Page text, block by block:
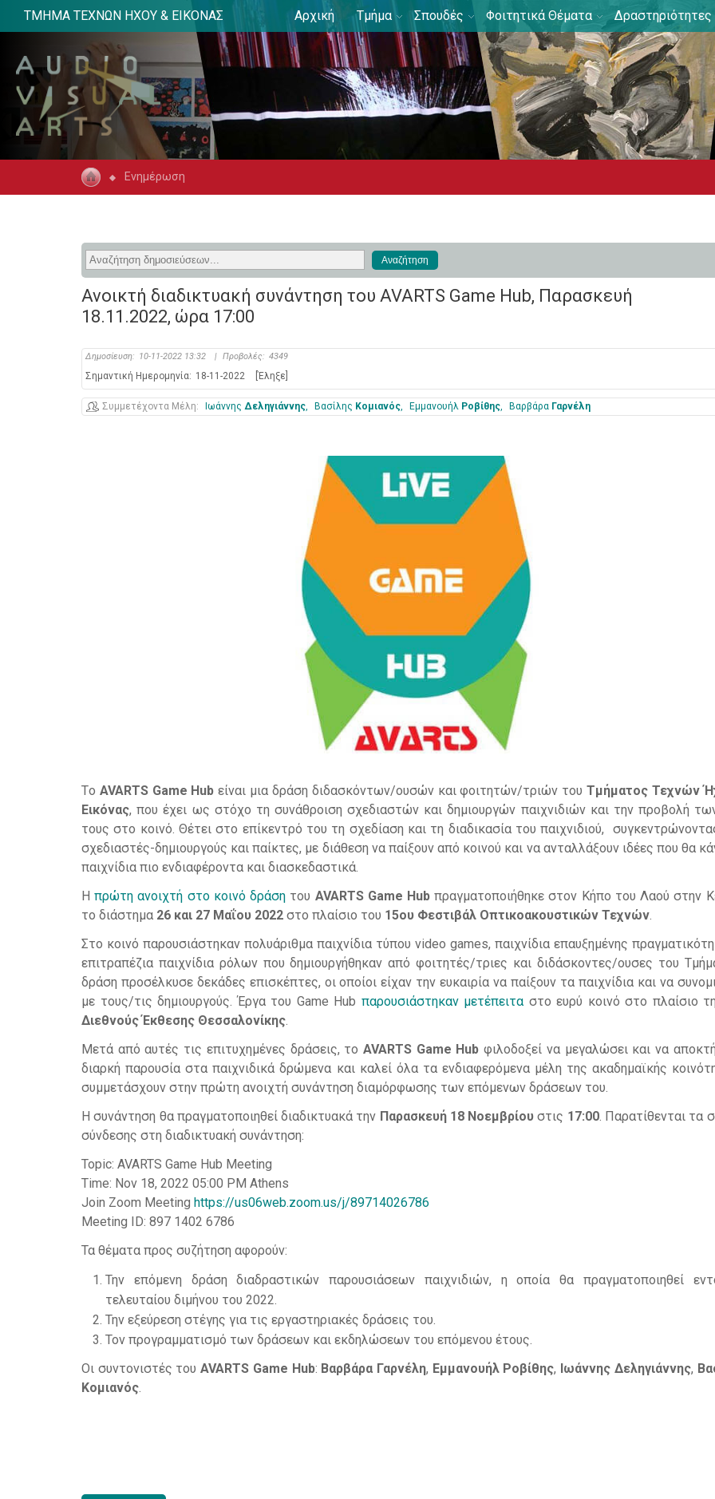
ΤΜΗΜΑ ΤΕΧΝΩΝ ΗΧΟΥ & ΕΙΚΟΝΑΣ Αρχική Τμήμα Σπουδές Φοιτητικά Θέματα Δραστηριότητες
Ενημέρωση
Ανοικτή διαδικτυακή συνάντηση του AVARTS Game Hub, Παρασκευή
18.11.2022, ώρα 17:00
Δημοσίευση: 10-11-2022 13:32 | Προβολές: 4349
Σημαντική Ημερομηνία: 18-11-2022 [Έληξε]
Συμμετέχοντα Μέλη Ιωάννης Δεληγιάννης Βασίλης Κομιανός Εμμανουήλ Ροβίθης Βαρβάρα Γαρνέλη
Tο AVARTS Game Hub είναι μια δράση διδασκόντων/ουσών και φοιτητών/τριών τουΤμήματος Τεχνών
Εικόνας, που έχει ως στόχο τη συνάθροιση σχεδιαστών και δημιουργών παιχνιδιών και την προβολή
τους στο κοινό. Θέτει στο επίκεντρό του τη σχεδίαση και τη διαδικασία του παιχνιδιού,
σχεδιαστές-δημιουργούς και παίκτες, με διάθεση να παίξουν από κοινού και να ανταλλάξουν ιδέες που θα
παιχνίδια πιο ενδιαφέροντα και διασκεδαστικά.
Ηπρώτη ανοιχτή στο κοινό δράση του AVARTS Game Hubπραγματοποιήθηκε στον Κήπο του Λαού στην
το διάστημα 26 και 27 Μαΐου 2022 στο πλαίσιο του 15ου Φεστιβάλ Οπτικοακουστικών Τεχνών
Στο κοινό παρουσιάστηκαν πολυάριθμα παιχνίδια τύπου video games, παιχνίδια επαυξημένης
επιτραπέζια παιχνίδια ρόλων που δημιουργήθηκαν από φοιτητές/τριες και διδάσκοντες/ουσες του
δράση προσέλκυσε δεκάδες επισκέπτες, οι οποίοιείχαν την ευκαιρία να παίξουν τα παιχνίδια και να
με τους/τις δημιουργούς. Έργα του Game Hub παρουσιάστηκαν μετέπειτα στο ευρύ κοινό στο πλαίσιο
Διεθνούς Έκθεσης Θεσσαλονίκης
Μετά από αυτές τις επιτυχημένες δράσεις, τοAVARTS Game Hub φιλοδοξεί να μεγαλώσει και να
διαρκή παρουσία στα παιχνιδικά δρώμενα και καλεί όλα τα ενδιαφερόμενα μέλη της ακαδημαϊκής
συμμετάσχουν στην πρώτη ανοιχτή συνάντηση διαμόρφωσης των επόμενων δράσεων του.
Η συνάντηση θα πραγματοποιηθεί διαδικτυακά την Παρασκευή 18 Νοεμβρίου στις 17:00. Παρατίθενται τα
σύνδεσης στη διαδικτυακή συνάντηση:
Topic: AVARTS Game Hub Meeting
Time: Nov 18, 2022 05:00 PM Athens
Join Zoom Meeting https://us06web.zoom.us/j/89714026786
Meeting ID: 897 1402 6786
Τα θέματα προς συζήτηση αφορούν:
Την επόμενη δράση διαδραστικών παρουσιάσεων παιχνιδιών, η οποία θα πραγματοποιηθεί
τελευταίου διμήνου του 2022.
Την εξεύρεση στέγης για τις εργαστηριακές δράσεις του.
Τον προγραμματισμό των δράσεων και εκδηλώσεων του επόμενου έτους.
Οι συντονιστές τουAVARTS Game Hub: Βαρβάρα Γαρνέλη, Εμμανουήλ Ροβίθης, Ιωάννης Δεληγιάννης,
Κομιανός